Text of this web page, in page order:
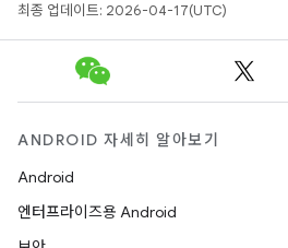
최종 업데이트: 2026-04-17(UTC)
ANDROID 자세히 알아보기
Android
엔터프라이즈용 Android